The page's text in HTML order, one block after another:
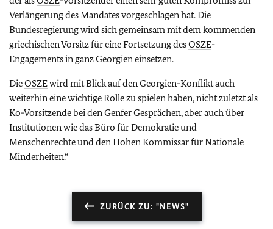
Verlängerung des Mandates vorgeschlagen hat. Die
Bundesregierung wird sich gemeinsam mit dem kommenden
griechischen Vorsitz für eine Fortsetzung desOSZE-
Engagements in ganz Georgien einsetzen.
DieOSZEwird mit Blick auf den Georgien-Konflikt auch
weiterhin eine wichtige Rolle zu spielen haben, nicht zuletzt als
Ko-Vorsitzende bei den Genfer Gesprächen, aber auch über
Institutionen wie das Büro für Demokratie und
Menschenrechte und den Hohen Kommissar für Nationale
Minderheiten.“
ZURÜCK ZU: "NEWS"